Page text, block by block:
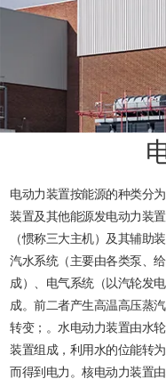
电动力装置按能源的种类分
装置及其他能源发电动力装
（惯称三大主机）及其辅助
汽水系统（主要由各类泵、
成）、电气系统（以汽轮发
成。前二者产生高温高压蒸
转变；。水电动力装置由水
装置组成，利用水的位能转
而得到电力。核电动力装置